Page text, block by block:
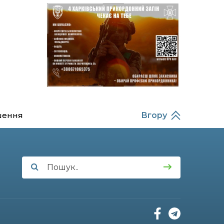
14:37
21 лип
Захищав кордон до
останнього подиху:
пам’яті полеглого
прикордонника
Олександра Кичаня
(ВІДЕО)
11:28
Від штанги до «крил»: як
спорт і характер
перемогу на Донеччині
Вгору